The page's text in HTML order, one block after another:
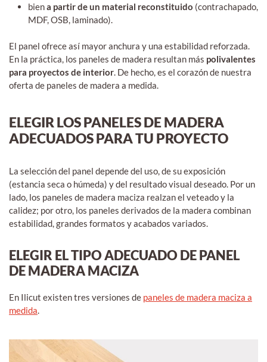
biena partir de un material reconstituido (contrachapado,
MDF, OSB, laminado).
El panel ofrece así mayor anchura y una estabilidad reforzada.
En la práctica, los paneles de madera resultan más polivalentes
para proyectos de interior. De hecho, es el corazón de nuestra
oferta de paneles de madera a medida.
ELEGIR LOS PANELES DE MADERA
ADECUADOS PARA TU PROYECTO
La selección del panel depende del uso, de su exposición
(estancia seca o húmeda) y del resultado visual deseado. Por un
lado, los paneles de madera maciza realzan el veteado y la
calidez; por otro, los paneles derivados de la madera combinan
estabilidad, grandes formatos y acabados variados.
ELEGIR EL TIPO ADECUADO DE PANEL
DE MADERA MACIZA
En Ilicut existen tres versiones de paneles de madera maciza a
medida.